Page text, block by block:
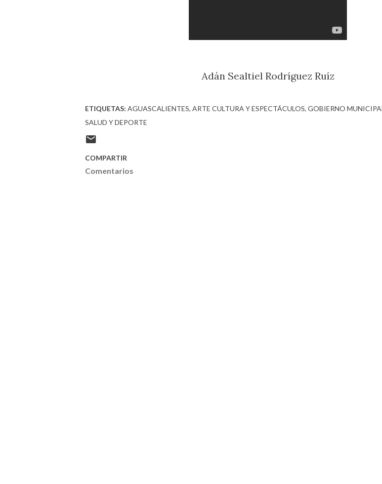
Adán Sealtiel Rodríguez Ruíz
ETIQUETAS: AGUASCALIENTES ARTE CULTURA Y ESPECTÁCULOS GOBIERNO
SALUD Y DEPORTE
COMPARTIR
Comentarios